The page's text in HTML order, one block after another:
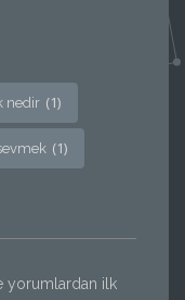
nedir (1)
(1)
yorumlardan ilk